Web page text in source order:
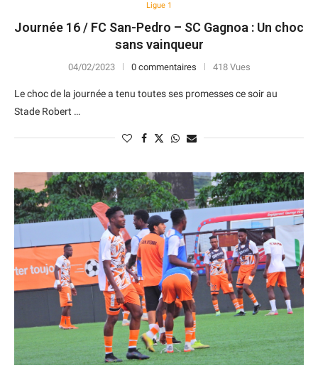
Ligue 1
Journée 16 / FC San-Pedro – SC Gagnoa : Un choc
sans vainqueur
04/02/2023 0 commentaires 418 Vues
Le choc de la journée a tenu toutes ses promesses ce soir au
Stade Robert …